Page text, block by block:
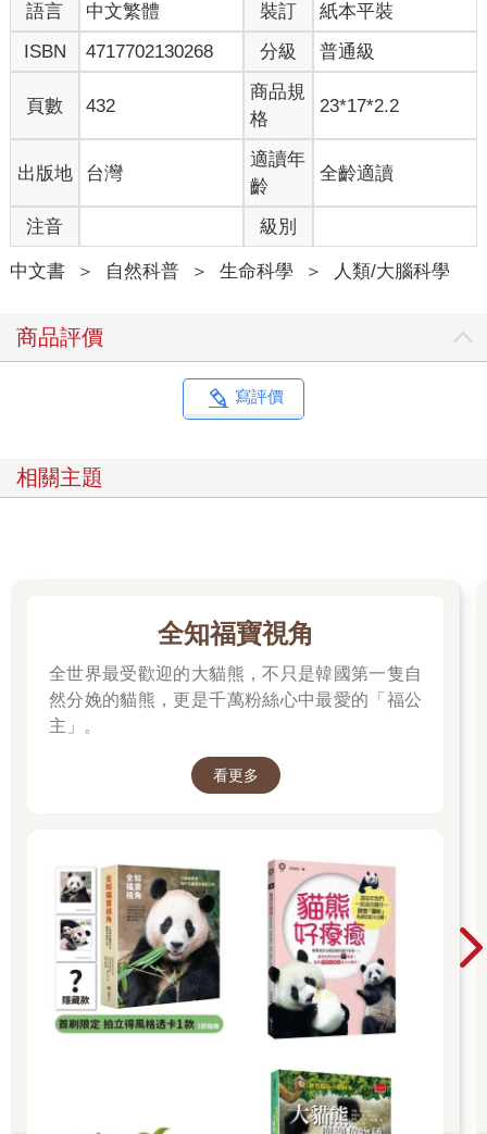
而其他菌株可能比較容易死亡，這也沒有什麼好意外的。因此，
過了一段時間後，細菌的組成就會和原始的形式完全不同。達爾
文聰明地了解到，隨機的變異與繁殖成功兩者結合，會使得過去
沒出現過的生物得以出現，所以經歷許多世代的變異與天擇，就
能使全新的物種誕生。演化並不只是「攪亂一池春水」，而是增
加某些物種的族群數量，減少其他物種的族群數量。有些物種會
我目前談到的都是生物演化，父母會將基因裡累積的改變傳給小
孩，使得基因模式出現相當的改變，有別於祖先的基因，帶來新
物種的崛起。但是我也想談談文化的演化。我所謂的文化，並不
是指像是龐大的法國文化那樣，所有「法國性」的層面都是由小
小的因果關係所決定的那種文化。我所謂的文化是有很多面向
禮節的規範等等，這一切全都反應了一個民族的歷史。有些面向
會互相造成強烈的影響，有些則頗為獨立。舉例來說，在乳酪方
較和一般人心目中的美食有關，而且又能進一步和釀酒的傳統連
結，接著和農業產生關連。
向的那些過程，而這些過程相對並不受人類生物學影響。因此我
們可能會問，從事狩獵與採集的原始人是怎麼變成農夫的？四散
蛙或老鼠或猴子的腦不一樣，這到底是什麼意思？難道只是因為
人腦比較大，所以人類比青蛙聰明？嗯，鯨魚的腦比人類還大，
而青蛙的眼舌協調比人類還好。不同的大腦可能擅長不同的事，
但大小卻是它們之間唯一的差別。所以本書的另外一項任務，就
是稍微說明「大腦如何運作」，以及腦中許多次級系統如何互相
萬年前的最後共同祖先的大腦會是什麼樣子。這樣一來我會有個
基礎，可以接著描繪出到底在人類演化中究竟發生了什麼事，使
得我們擁有其他生物都沒有的「語言」。
只有人類的大腦是具有先天語言能力的（譯注：language-
ready，下文簡稱為「語言先備」）；換句話說，一般的人類小孩
都能學會一種語言：有開放式的語彙（譯注：vocabulary指的是
某人在其所熟悉的語言中使用的單詞〔word〕組），整合支援單
詞階層式組合的句法，形成較大的結構，能隨心所欲自由表達新
只能學會現有的語言，還能主動塑造出新的語言；在新興手語的
研究裡就充分展現出了這一點。句法（syntax）是告訴我們單詞
語言 中文繁體 裝訂
紙本平裝
ISBN
4717702130268 分級 普通級
頁數 432
商品規
格
23*17*2.2
出版地 台灣
適讀年
齡
全齡適讀
注音 級別
中文書 ＞ 自然科普 ＞ 生命科學 ＞ 人類/大腦科學
商品評價
寫評價
相關主題
全知福寶視角
全世界最受歡迎的大貓熊，不只是韓國第一隻自
然分娩的貓熊，更是千萬粉絲心中最愛的「福公
主」。
看更多